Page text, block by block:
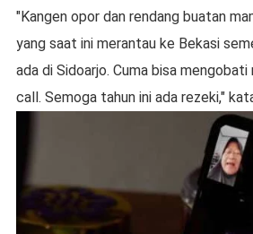
"Kangen opor dan rendang buatan
yang saat ini merantau ke Bekasi
ada di Sidoarjo. Cuma bisa
call. Semoga tahun ini ada rezeki,"